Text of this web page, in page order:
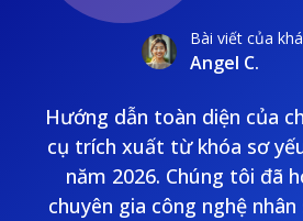
Bài viết của
Angel C.
Hướng dẫn toàn diện của
cụ trích xuất từ khóa sơ
năm 2026. Chúng tôi đã
chuyên gia công nghệ